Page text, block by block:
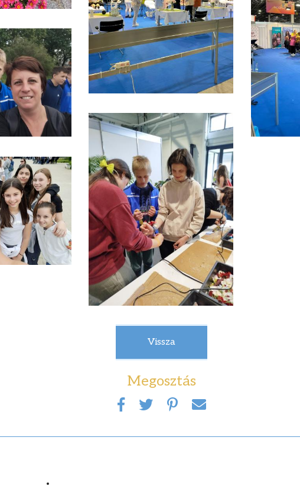
meg
Étkezés
2026. január 01. 12:36
A háromszori étkezés díja 1136 Ft, az
ebéd díja 688 Ft.
Jelzés tanulóink
sportsikereiről
2024. szeptember 18. 20:57
Vissza
Megosztás